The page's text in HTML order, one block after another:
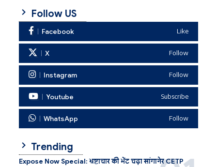
Follow US
Facebook Like
X Follow
Instagram Follow
Youtube Subscribe
WhatsApp Follow
Trending
Expose Now Special: भ्रष्टाचार की भेंट चढ़ा सांगानेर CETP